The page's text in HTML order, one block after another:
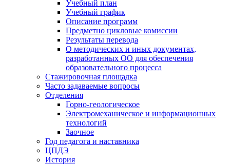
Учебный план
Учебный график
Описание программ
Предметно цикловые комиссии
Результаты перевода
О методических и иных документах,
разработанных ОО для обеспечения
образовательного процесса
Стажировочная площадка
Часто задаваемые вопросы
Отделения
Горно-геологическое
Электромеханическое и информационных
технологий
Заочное
Год педагога и наставника
ЦПДЭ
История